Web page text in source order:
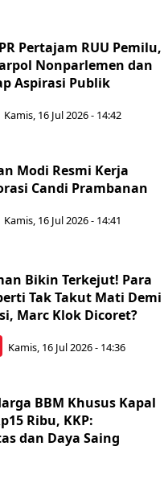
Pertajam RUU Pemilu,
Nonparlemen dan
Aspirasi Publik
Kamis, 16 Jul 2026 - 14:42
Modi Resmi Kerja
Candi Prambanan
Kamis, 16 Jul 2026 - 14:41
Bikin Terkejut! Para
Tak Takut Mati Demi
Marc Klok Dicoret?
Kamis, 16 Jul 2026 - 14:36
BBM Khusus Kapal
Ribu, KKP:
dan Daya Saing